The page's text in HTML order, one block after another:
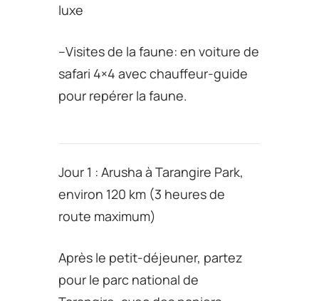
luxe
–Visites de la faune: en voiture de
safari 4×4 avec chauffeur-guide
pour repérer la faune.
Jour 1 : Arusha à Tarangire Park,
environ 120 km (3 heures de
route maximum)
Après le petit-déjeuner, partez
pour le parc national de